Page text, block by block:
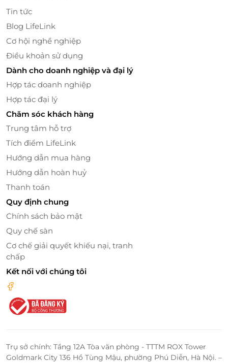
Vị Trí Đặc Quyền Giữa Thiên Nhiên Tuyệt Mỹ
Sơn Trà Resort & Spatọa lạc trên bán đảo Sơn Trà –
nơi sở hữu những bãi biển đẹp hoang sơ được
hành tinh. Ngoài ra, khu nghỉ dưỡng còn nằm giữa
lòngRừng Nguyên Sinh Sơn Trà
xanh” của Đà Nẵng và cả miền Trung.
như được tách biệt khỏi nhịp sống đô thị hối hả, để
tận hưởng từng khoảnh khắc yên bình, thư giãn
bất tận của rừng, biển.
Tin tức
Blog LifeLink
Cơ hội nghề nghiệp
Điều khoản sử dụng
Dành cho doanh nghiệp và đại lý
Hợp tác doanh nghiệp
Hợp tác đại lý
Chăm sóc khách hàng
Trung tâm hỗ trợ
Tích điểm LifeLink
Hướng dẫn mua hàng
Hướng dẫn hoàn huỷ
Thanh toán
Quy định chung
Chính sách bảo mật
Quy chế sàn
Cơ chế giải quyết khiếu nại, tranh
chấp
Kết nối với chúng tôi
Trụ sở chính: Tầng 12A Tòa văn phòng - TTTM ROX Tower
Goldmark City 136 Hồ Tùng Mậu, phường Phú Diễn, Hà Nội. –